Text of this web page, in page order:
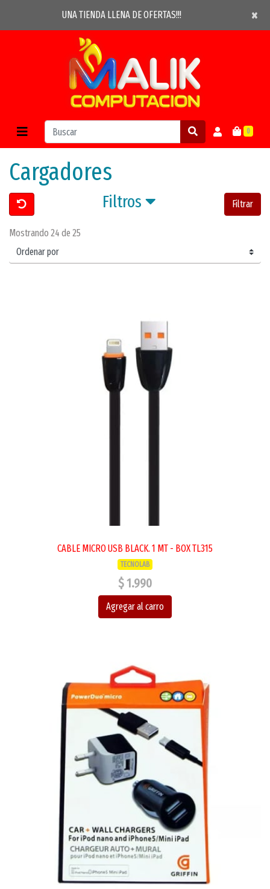
UNA TIENDA LLENA DE OFERTAS!!! ×
×
0
Cargadores
Filtros Filtrar
Mostrando 24 de 25
CABLE MICRO USB BLACK. 1 MT - BOX TL315
TECNOLAB
$ 1.990
Agregar al carro